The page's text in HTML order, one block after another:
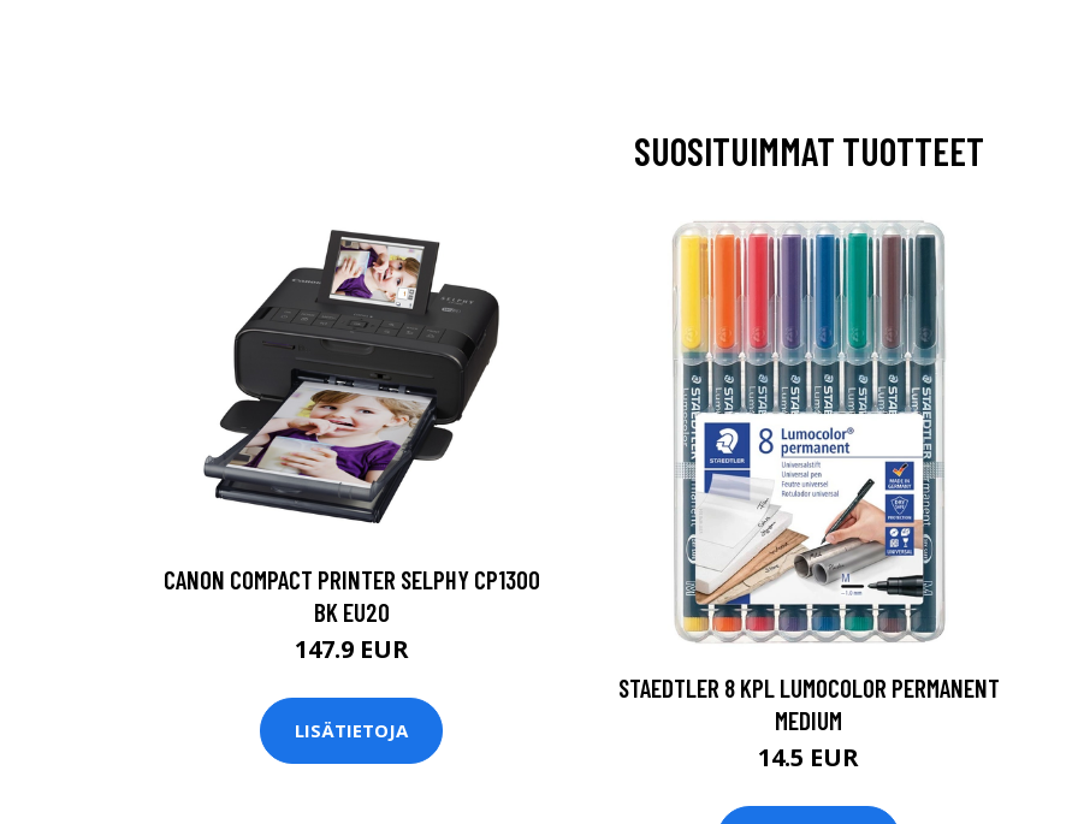
SUOSITUIMMAT TUOTTEET
CANON COMPACT PRINTER SELPHY CP1300
BK EU20
147.9 EUR
LISÄTIETOJA
STAEDTLER 8 KPL LUMOCOLOR PERMANENT
MEDIUM
14.5 EUR